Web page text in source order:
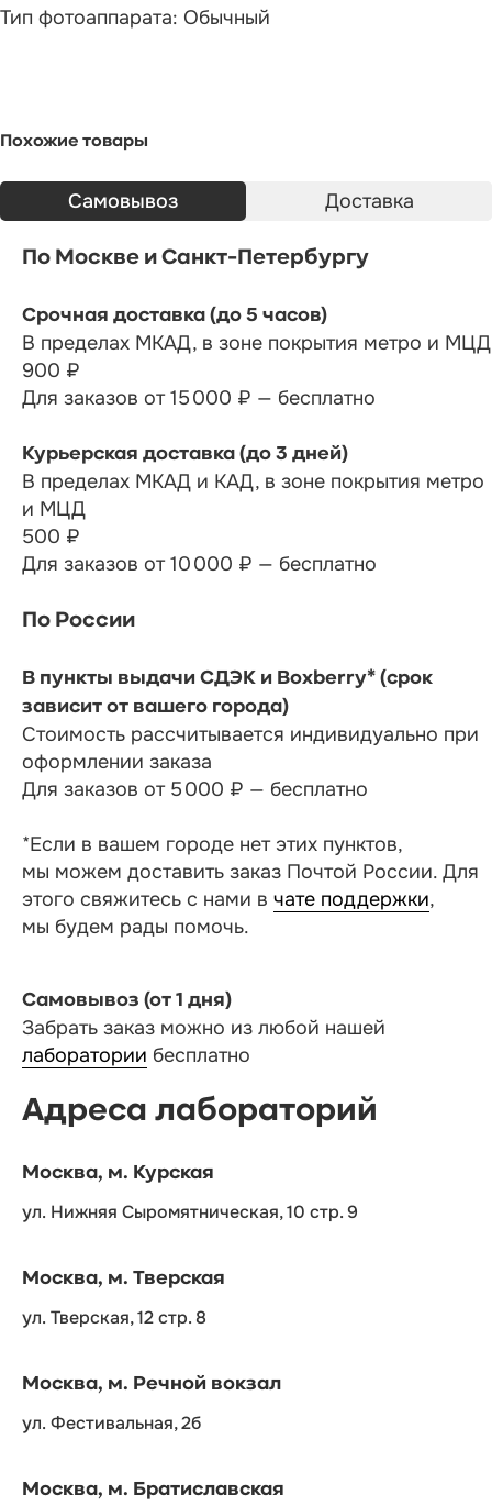
Тип фотоаппарата: Обычный
Похожие товары
Cамовывоз Доставка
По Москве и Санкт-Петербургу
Срочная доставка (до 5 часов)
В пределах МКАД, в зоне покрытия метро и МЦД
900 ₽
Для заказов от 15 000 ₽ — бесплатно
Курьерская доставка (до 3 дней)
В пределах МКАД и КАД, в зоне покрытия метро
и МЦД
500 ₽
Для заказов от 10 000 ₽ — бесплатно
По России
В пункты выдачи СДЭК и Boxberry* (срок
зависит от вашего города)
Стоимость рассчитывается индивидуально при
оформлении заказа
Для заказов от 5 000 ₽ — бесплатно
*Если в вашем городе нет этих пунктов,
мы можем доставить заказ Почтой России. Для
этого свяжитесь с нами в чате поддержки,
мы будем рады помочь.
Самовывоз (от 1 дня)
Забрать заказ можно из любой нашей
лаборатории бесплатно
Адреса лабораторий
Москва, м. Курская
ул. Нижняя Сыромятническая, 10 стр. 9
Москва, м. Тверская
ул. Тверская, 12 стр. 8
Москва, м. Речной вокзал
ул. Фестивальная, 2б
Москва, м. Братиславская